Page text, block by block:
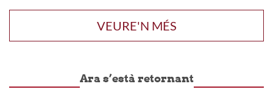
VEURE'N MÉS
Ara s’està retornant